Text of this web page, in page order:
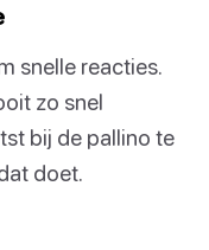
snelle reacties.
zo snel
bij de pallino te
doet.